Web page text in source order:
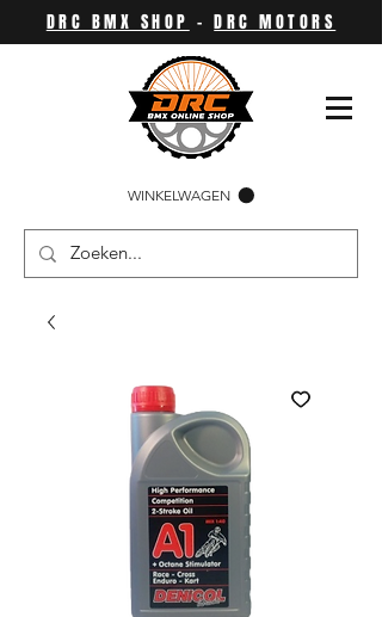
DRC BMX SHOP -DRC MOTORS
WINKELWAGEN